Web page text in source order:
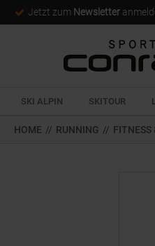
Jetzt zum Newsletter
SKI ALPIN SKITOUR
HOME // RUNNING // FITNESS